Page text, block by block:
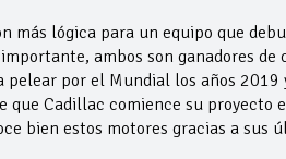
más lógica para un equipo que
ambos son ganadores
por el Mundial los años
que Cadillac comience su
bien estos motores gracias a sus